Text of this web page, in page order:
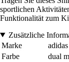
sportlichen
Funktionalität zum
Zusätzliche
Marke
adidas
Farbe
dual